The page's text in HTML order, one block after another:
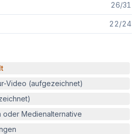
26/31
22/24
Video (aufgezeichnet)
oder Medienalternative